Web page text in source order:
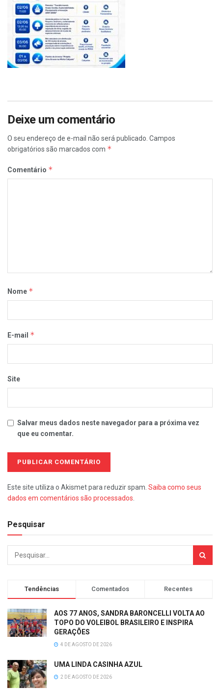
Deixe um comentário
O seu endereço de e-mail não será publicado. Campos
obrigatórios são marcados com *
Comentário *
Nome *
E-mail *
Site
Salvar meus dados neste navegador para a próxima vez
que eu comentar.
Este site utiliza o Akismet para reduzir spam. Saiba como seus
dados em comentários são processados
Pesquisar
Tendências Comentados Recentes
AOS 77 ANOS, SANDRA BARONCELLI VOLTA AO
TOPO DO VOLEIBOL BRASILEIRO E INSPIRA
GERAÇÕES
4 DE AGOSTO DE 2026
UMA LINDA CASINHA AZUL
2 DE AGOSTO DE 2026